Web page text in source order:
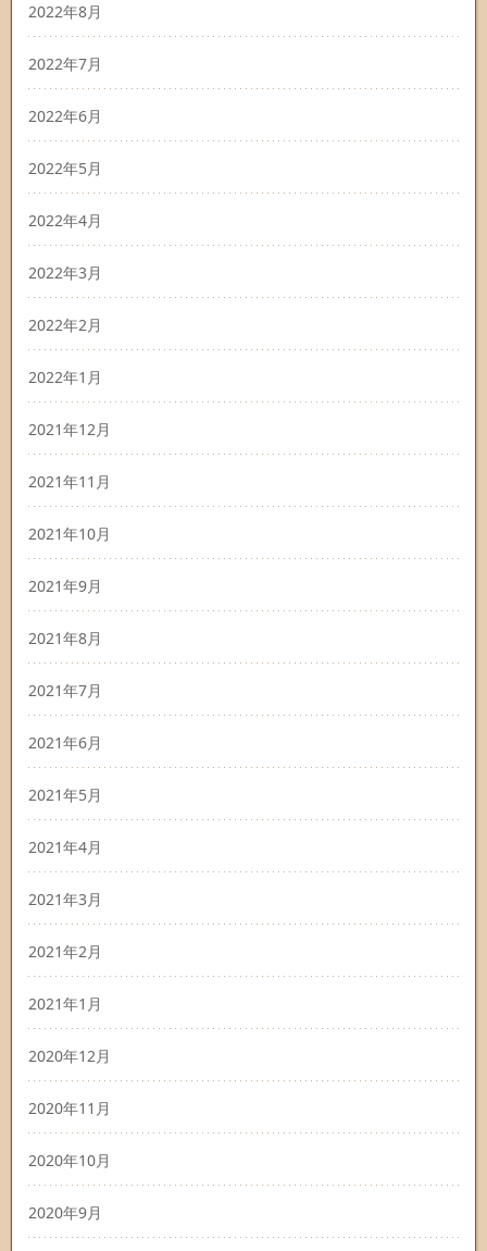
2022年8月
2022年7月
2022年6月
2022年5月
2022年4月
2022年3月
2022年2月
2022年1月
2021年12月
2021年11月
2021年10月
2021年9月
2021年8月
2021年7月
2021年6月
2021年5月
2021年4月
2021年3月
2021年2月
2021年1月
2020年12月
2020年11月
2020年10月
2020年9月